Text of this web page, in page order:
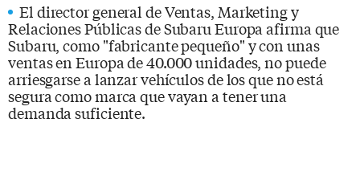
El director general de Ventas, Marketing y
Relaciones Públicas de Subaru Europa afirma que
Subaru, como "fabricante pequeño" y con unas
ventas en Europa de 40.000 unidades, no puede
arriesgarse a lanzar vehículos de los que no está
segura como marca que vayan a tener una
demanda suficiente.